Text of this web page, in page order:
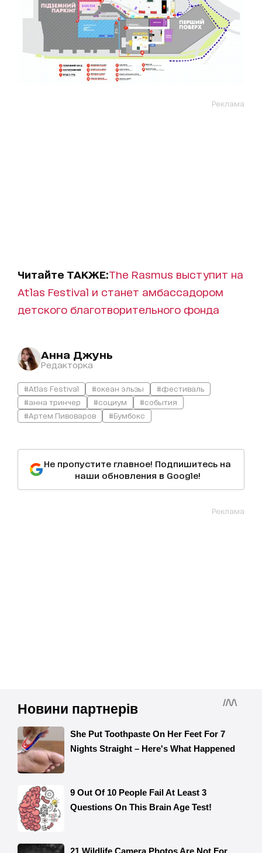
Реклама
Читайте ТАКЖЕ:The Rasmus выступит на
Atlas Festival и станет амбассадором
детского благотворительного фонда
Анна Джунь
Редакторка
#Atlas Festival #океан эльзы
#фестиваль
#анна тринчер
#социум
#события
#Артем Пивоваров
#Бумбокс
Не пропустите главное! Подпишитесь на
наши обновления в Google!
Реклама